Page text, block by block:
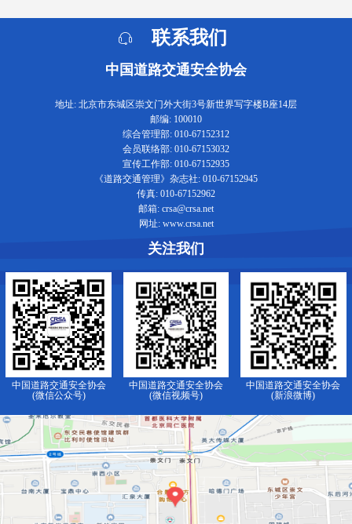
联系我们
中国道路交通安全协会
地址: 北京市东城区崇文门外大街3号新世界写字楼B座14层
邮编: 100010
综合管理部: 010-67152312
会员联络部: 010-67153032
宣传工作部: 010-67152935
《道路交通管理》杂志社: 010-67152945
传真: 010-67152962
邮箱: crsa@crsa.net
网址: www.crsa.net
关注我们
中国道路交通安全协会
(微信公众号)
中国道路交通安全协会
(微信视频号)
中国道路交通安全协会
(新浪微博)